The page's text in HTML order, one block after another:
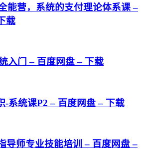
能营，系统的支付理论体系课 –
载
入门 – 百度网盘 – 下载
-系统课P2 – 百度网盘 – 下载
导师专业技能培训 – 百度网盘 –